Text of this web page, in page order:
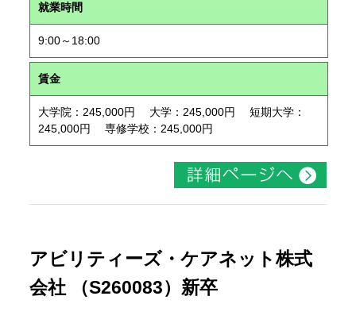
就業時間
9:00～18:00
賃金
大学院：245,000円 大学：245,000円 短期大学：
245,000円 専修学校：245,000円
アビリティーズ・ケアネット株式
会社 （S260083）新卒